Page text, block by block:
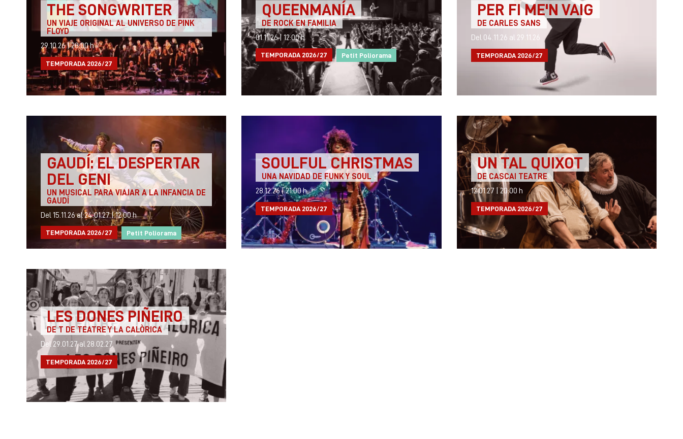
THE SONGWRITER
UN VIAJE ORIGINAL AL UNIVERSO DE PINK
FLOYD
29.10.26|20:00 h
TEMPORADA 2026/27
QUEENMANÍA
DE ROCK EN FAMILIA
01.11.26| 12:00 h
TEMPORADA 2026/27 Petit Poliorama
PER FI ME'N VAIG
DE CARLES SANS
Del 04.11.26 al 29.11.26
TEMPORADA 2026/27
GAUDÍ: EL DESPERTAR
DEL GENI
UN MUSICAL PARA VIAJAR A LA INFANCIA DE
GAUDÍ
Del 15.11.26al 24.01.27|12:00 h
TEMPORADA 2026/27 Petit Poliorama
SOULFUL CHRISTMAS
UNA NAVIDAD DE FUNK Y SOUL
28.12.26|21:00 h
TEMPORADA 2026/27
UN TAL QUIXOT
DE CASCAI TEATRE
12.01.27 |20:00 h
TEMPORADA 2026/27
LES DONES PIÑEIRO
DE T DE TEATRE Y LA CALÒRICA
Del 29.01.27al 28.02.27
TEMPORADA 2026/27